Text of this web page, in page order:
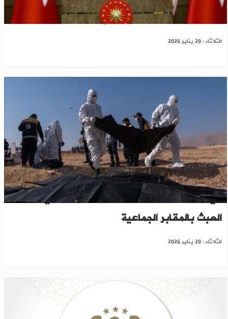
أردوغان: تركيا ستظل دائما إلى جانب سوريا
الثلاثاء : 20 يناير 2026
في الرقة والحسكة ودير الزور... تحذير رسمي من
العبث بالمقابر الجماعية
الثلاثاء : 20 يناير 2026